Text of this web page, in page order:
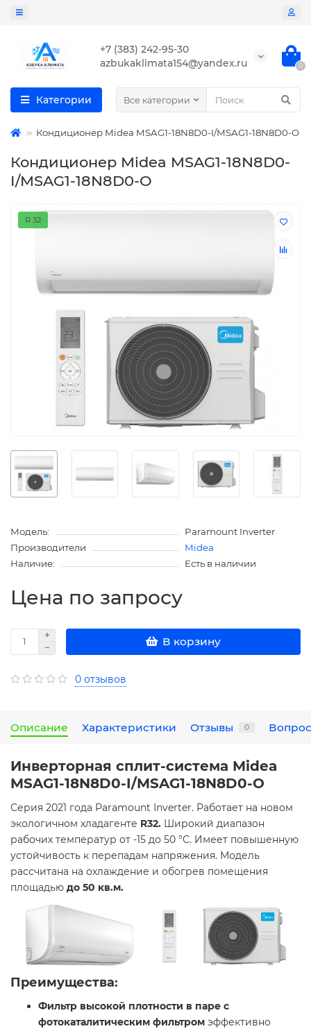
+7 (383) 242-95-30
azbukaklimata154@yandex.ru
0
Категории Все категории
Кондиционер Midea MSAG1-18N8D0-I/MSAG1-18N8D0-O
Кондиционер Midea MSAG1-18N8D0-
I/MSAG1-18N8D0-O
R 32
Модель:
Paramount Inverter
Производители
Midea
Наличие:
Есть в наличии
Цена по запросу
В корзину
0 отзывов
Описание Характеристики Отзывы 0
Инверторная сплит-система Midea
MSAG1-18N8D0-I/MSAG1-18N8D0-O
Серия 2021 года Paramount Inverter. Работает на новом
экологичном хладагенте R32. Широкий диапазон
рабочих температур от -15 до 50 °С. Имеет повышенную
устойчивость к перепадам напряжения. Модель
рассчитана на охлаждение и обогрев помещения
площадью до 50 кв.м.
Преимущества:
Фильтр высокой плотности в паре с
фотокаталитическим фильтром эффективно